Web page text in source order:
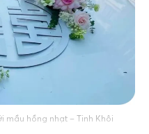
mầu hồng nhạt – Tinh Khôi